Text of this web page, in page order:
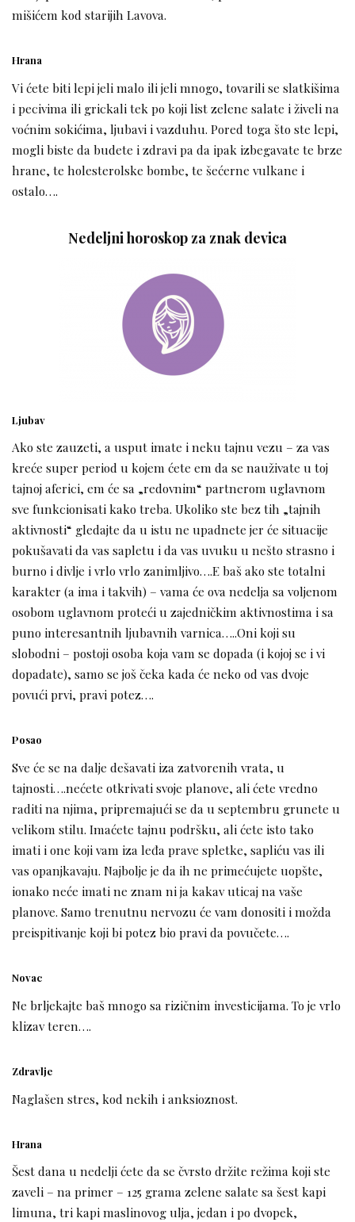
mišićem kod starijih Lavova.
Hrana
Vi ćete biti lepi jeli malo ili jeli mnogo, tovarili se slatkišima
i pecivima ili grickali tek po koji list zelene salate i živeli na
voćnim sokićima, ljubavi i vazduhu. Pored toga što ste lepi,
mogli biste da budete i zdravi pa da ipak izbegavate te brze
hrane, te holesterolske bombe, te šećerne vulkane i
ostalo….
Nedeljni horoskop za znak devica
Ljubav
Ako ste zauzeti, a usput imate i neku tajnu vezu – za vas
kreće super period u kojem ćete em da se nauživate u toj
tajnoj aferici, em će sa „redovnim“ partnerom uglavnom
sve funkcionisati kako treba. Ukoliko ste bez tih „tajnih
aktivnosti“ gledajte da u istu ne upadnete jer će situacije
pokušavati da vas sapletu i da vas uvuku u nešto strasno i
burno i divlje i vrlo vrlo zanimljivo….E baš ako ste totalni
karakter (a ima i takvih) – vama će ova nedelja sa voljenom
osobom uglavnom proteći u zajedničkim aktivnostima i sa
puno interesantnih ljubavnih varnica…..Oni koji su
slobodni – postoji osoba koja vam se dopada (i kojoj se i vi
dopadate), samo se još čeka kada će neko od vas dvoje
povući prvi, pravi potez….
Posao
Sve će se na dalje dešavati iza zatvorenih vrata, u
tajnosti….nećete otkrivati svoje planove, ali ćete vredno
raditi na njima, pripremajući se da u septembru grunete u
velikom stilu. Imaćete tajnu podršku, ali ćete isto tako
imati i one koji vam iza leđa prave spletke, sapliću vas ili
vas opanjkavaju. Najbolje je da ih ne primećujete uopšte,
ionako neće imati ne znam ni ja kakav uticaj na vaše
planove. Samo trenutnu nervozu će vam donositi i možda
preispitivanje koji bi potez bio pravi da povučete….
Novac
Ne brljekajte baš mnogo sa rizičnim investicijama. To je vrlo
klizav teren….
Zdravlje
Naglašen stres, kod nekih i anksioznost.
Hrana
Šest dana u nedelji ćete da se čvrsto držite režima koji ste
zaveli – na primer – 125 grama zelene salate sa šest kapi
limuna, tri kapi maslinovog ulja, jedan i po dvopek,